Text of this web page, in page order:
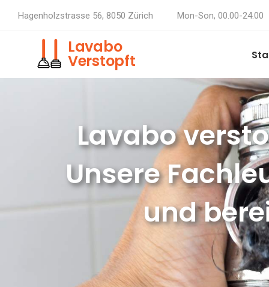
Hagenholzstrasse 56, 8050 Zürich Mon-Son, 00.00-24.00
Lavabo
Verstopft
Lavabo
Unsere
und